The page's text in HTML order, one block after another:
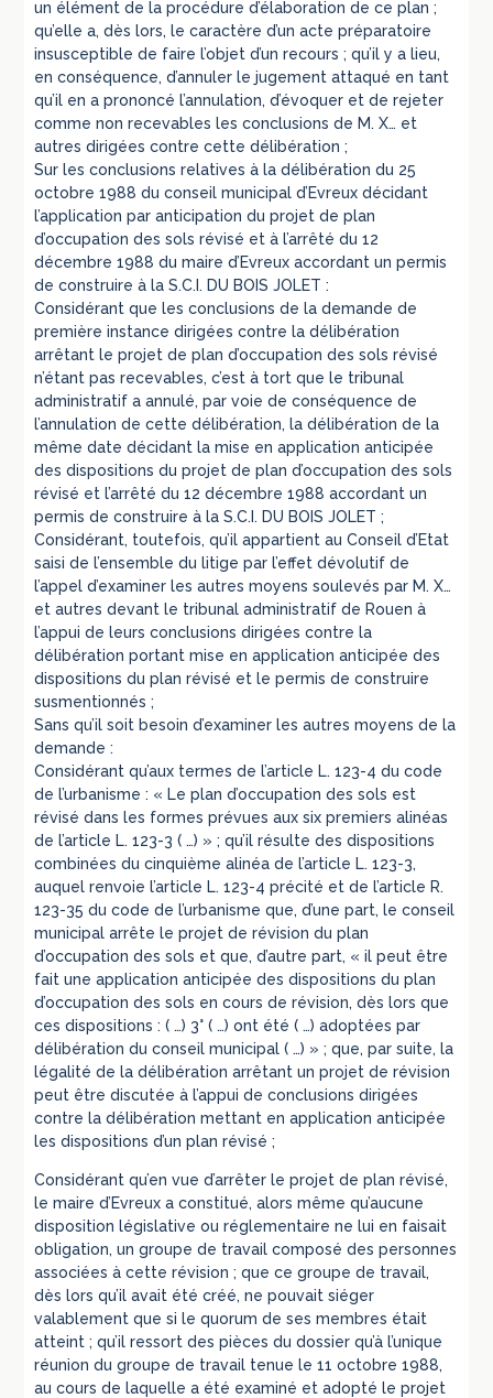
un élément de la procédure d’élaboration de ce plan ;
qu’elle a, dès lors, le caractère d’un acte préparatoire
insusceptible de faire l’objet d’un recours ; qu’il y a lieu,
en conséquence, d’annuler le jugement attaqué en tant
qu’il en a prononcé l’annulation, d’évoquer et de rejeter
comme non recevables les conclusions de M. X… et
autres dirigées contre cette délibération ;
Sur les conclusions relatives à la délibération du 25
octobre 1988 du conseil municipal d’Evreux décidant
l’application par anticipation du projet de plan
d’occupation des sols révisé et à l’arrêté du 12
décembre 1988 du maire d’Evreux accordant un permis
de construire à la S.C.I. DU BOIS JOLET :
Considérant que les conclusions de la demande de
première instance dirigées contre la délibération
arrêtant le projet de plan d’occupation des sols révisé
n’étant pas recevables, c’est à tort que le tribunal
administratif a annulé, par voie de conséquence de
l’annulation de cette délibération, la délibération de la
même date décidant la mise en application anticipée
des dispositions du projet de plan d’occupation des sols
révisé et l’arrêté du 12 décembre 1988 accordant un
permis de construire à la S.C.I. DU BOIS JOLET ;
Considérant, toutefois, qu’il appartient au Conseil d’Etat
saisi de l’ensemble du litige par l’effet dévolutif de
l’appel d’examiner les autres moyens soulevés par M. X…
et autres devant le tribunal administratif de Rouen à
l’appui de leurs conclusions dirigées contre la
délibération portant mise en application anticipée des
dispositions du plan révisé et le permis de construire
susmentionnés ;
Sans qu’il soit besoin d’examiner les autres moyens de la
demande :
Considérant qu’aux termes de l’article L. 123-4 du code
de l’urbanisme : « Le plan d’occupation des sols est
révisé dans les formes prévues aux six premiers alinéas
de l’article L. 123-3 ( …) » ; qu’il résulte des dispositions
combinées du cinquième alinéa de l’article L. 123-3,
auquel renvoie l’article L. 123-4 précité et de l’article R.
123-35 du code de l’urbanisme que, d’une part, le conseil
municipal arrête le projet de révision du plan
d’occupation des sols et que, d’autre part, « il peut être
fait une application anticipée des dispositions du plan
d’occupation des sols en cours de révision, dès lors que
ces dispositions : ( …) 3° ( …) ont été ( …) adoptées par
délibération du conseil municipal ( …) » ; que, par suite, la
légalité de la délibération arrêtant un projet de révision
peut être discutée à l’appui de conclusions dirigées
contre la délibération mettant en application anticipée
les dispositions d’un plan révisé ;
Considérant qu’en vue d’arrêter le projet de plan révisé,
le maire d’Evreux a constitué, alors même qu’aucune
disposition législative ou réglementaire ne lui en faisait
obligation, un groupe de travail composé des personnes
associées à cette révision ; que ce groupe de travail,
dès lors qu’il avait été créé, ne pouvait siéger
valablement que si le quorum de ses membres était
atteint ; qu’il ressort des pièces du dossier qu’à l’unique
réunion du groupe de travail tenue le 11 octobre 1988,
au cours de laquelle a été examiné et adopté le projet